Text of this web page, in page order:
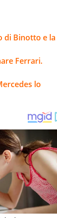
di Binotto e la
Ferrari.
lo